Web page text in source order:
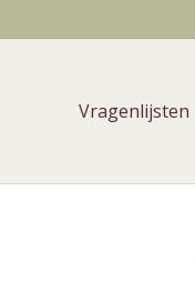
Vragenlijsten